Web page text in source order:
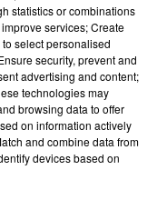
statistics or combinations
services; Create
select personalised
security, prevent and
advertising and content;
technologies may
browsing data to offer
on information actively
and combine data from
devices based on